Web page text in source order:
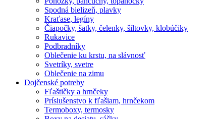
Spodná bielizeň, plavky
Kraťase, legíny
Čiapočky, šatky, čelenky, šiltovky, klobúčiky
Rukavice
Podbradníky
Oblečenie ku krstu, na slávnosť
Svetríky, svetre
Oblečenie na zimu
Dojčenské potreby
Fľaštičky a hrnčeky
Príslušenstvo k fľašiam, hrnčekom
Termoboxy, termosky